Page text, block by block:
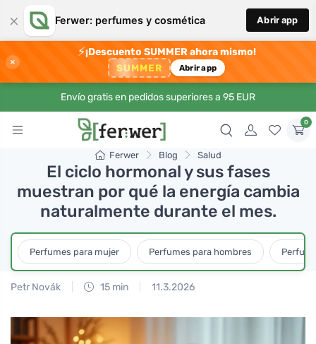
× Ferwer: perfumes y cosmética Abrir app
×
⚡¡Descuento SUMMER ahora mismo!
SUMMER Abrir app
Envío gratis en pedidos superiores a 95 EUR
0
Ferwer Blog Salud
El ciclo hormonal y sus fases
muestran por qué la energía cambia
naturalmente durante el mes.
Perfumes para mujer Perfumes para hombres
Petr Novák 15 min 11.3.2026